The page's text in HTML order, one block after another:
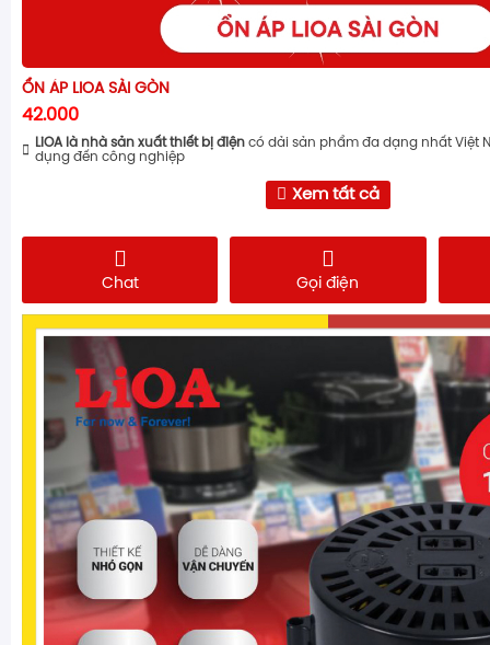
ỔN ÁP LIOA SÀI GÒN
42.000
LiOA là nhà sản xuất thiết bị điện có dải sản phẩm đa dạng nhất Việt
dụng đến công nghiệp
Xem tất cả
Chat Gọi điện